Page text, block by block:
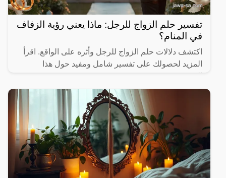
تفسير حلم الزواج للرجل: ماذا يعني رؤية الزفاف
في المنام؟
اكتشف دلالات حلم الزواج للرجل وأثره على الواقع. اقرأ
المزيد لحصولك على تفسير شامل ومفيد حول هذا